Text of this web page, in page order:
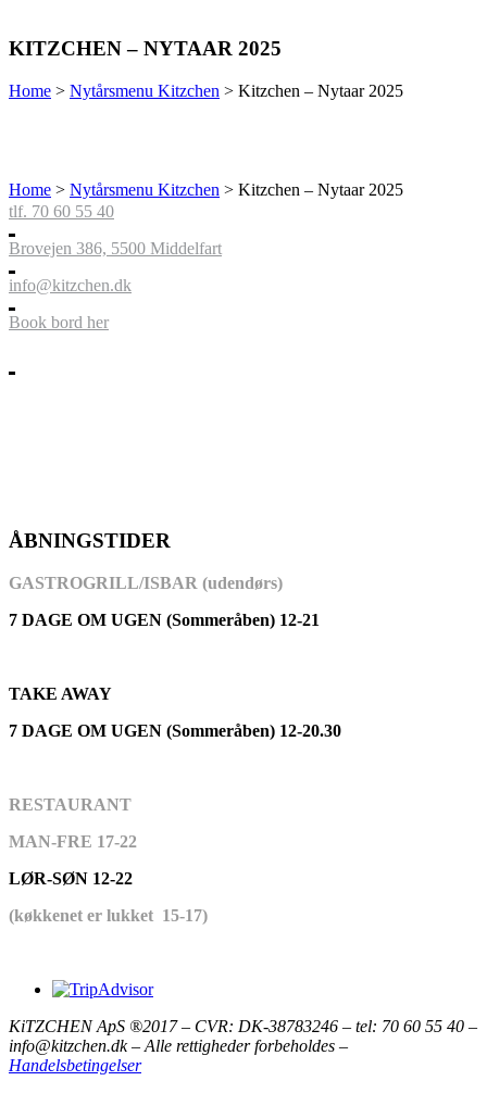
KITZCHEN – NYTAAR 2025
Home > Nytårsmenu Kitzchen > Kitzchen – Nytaar 2025
Home > Nytårsmenu Kitzchen > Kitzchen – Nytaar 2025
tlf. 70 60 55 40
Brovejen 386, 5500 Middelfart
info@kitzchen.dk
Book bord her
ÅBNINGSTIDER
GASTROGRILL/ISBAR (udendørs)
7 DAGE OM UGEN (Sommeråben) 12-21
TAKE AWAY
7 DAGE OM UGEN (Sommeråben) 12-20.30
RESTAURANT
MAN-FRE 17-22
LØR-SØN 12-22
(køkkenet er lukket 15-17)
KiTZCHEN ApS ®2017 – CVR: DK-38783246 – tel: 70 60 55 40 –
info@kitzchen.dk – Alle rettigheder forbeholdes –
Handelsbetingelser